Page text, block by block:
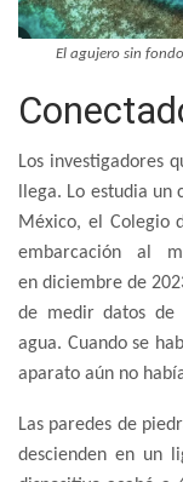
El agujero sin
Los investigadores
llega. Lo estudia
México, el Colegio
embarcación al
en diciembre de
de medir datos de
agua. Cuando se
aparato aún no
Las paredes de
descienden en un